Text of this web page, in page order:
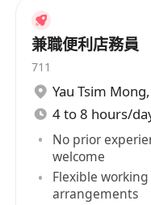
兼職便利店務員
711
Yau Tsim Mong,
4 to 8 hours/
No prior
welcome
Flexible
arrangements